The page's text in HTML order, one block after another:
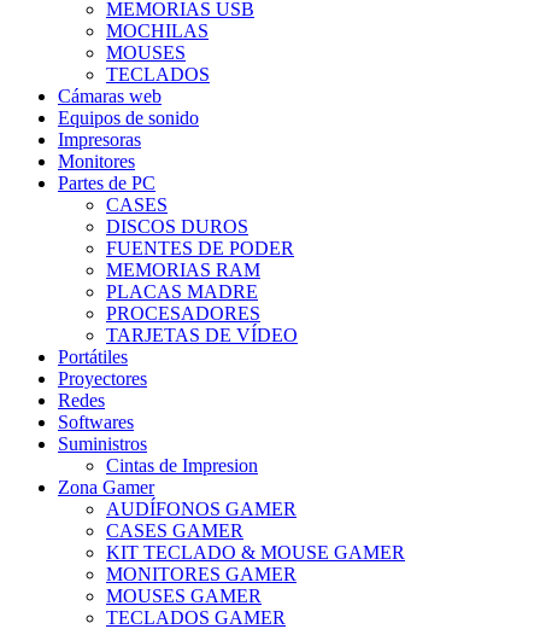
MEMORIAS USB
MOCHILAS
MOUSES
TECLADOS
Cámaras web
Equipos de sonido
Impresoras
Monitores
Partes de PC
CASES
DISCOS DUROS
FUENTES DE PODER
MEMORIAS RAM
PLACAS MADRE
PROCESADORES
TARJETAS DE VÍDEO
Portátiles
Proyectores
Redes
Softwares
Suministros
Cintas de Impresion
Zona Gamer
AUDÍFONOS GAMER
CASES GAMER
KIT TECLADO & MOUSE GAMER
MONITORES GAMER
MOUSES GAMER
TECLADOS GAMER